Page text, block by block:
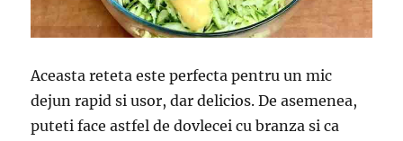
Aceasta reteta este perfecta pentru un mic
dejun rapid si usor, dar delicios. De asemenea,
puteti face astfel de dovlecei cu branza si ca